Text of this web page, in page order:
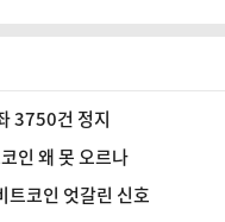
3750건 정지
인 왜 못 오르나
코인 엇갈린 신호